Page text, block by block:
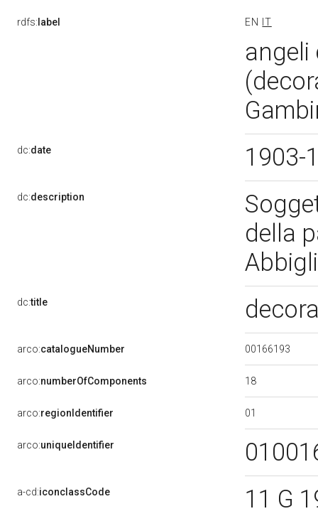
rdfs: label EN IT
angeli
dc:date 1903-
dc:description
della
dc:title
arco:catalogueNumber 00166193
arco:numberOfComponents 18
arco:regionIdentifier 01
arco:uniqueIdentifier
a-cd:iconclassCode 11 G